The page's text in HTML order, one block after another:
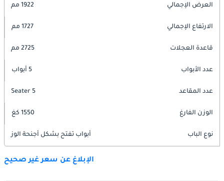
العرض الإجمالي 1922 مم
الارتفاع الإجمالي 1727 مم
قاعدة العجلات 2725 مم
عدد الأبواب 5 أبواب
عدد المقاعد 5 Seater
الوزن الفارغ 1550 كغ
نوع الباب أبواب تفتح بشكل أجنحة الوز
الإبلاغ عن سعر غير صحيح